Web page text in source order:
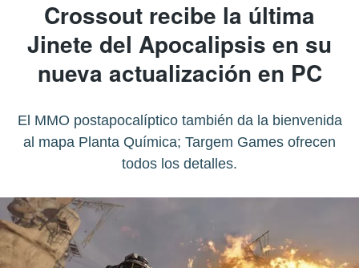
Crossout recibe la última
Jinete del Apocalipsis en su
nueva actualización en PC
El MMO postapocalíptico también da la bienvenida
al mapa Planta Química; Targem Games ofrecen
todos los detalles.